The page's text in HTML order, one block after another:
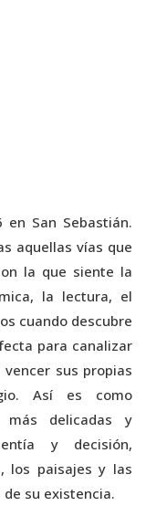
San Sebastián.
aquellas vías que
la que siente la
la lectura, el
cuando descubre
para canalizar
vencer sus propias
Así es como
más delicadas y
y decisión,
los paisajes y las
su existencia.